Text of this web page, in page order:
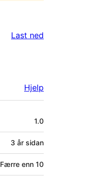
Last ned
Hjelp
1.0
3 år sidan
Færre enn 10